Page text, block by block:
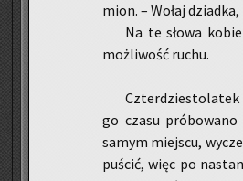
mion. – Wołaj
Na te słowa
moż­li­wość ruchu.
Czter­dzie­sto­la­tek
go czasu
samym miej­scu,
pu­ścić, więc po